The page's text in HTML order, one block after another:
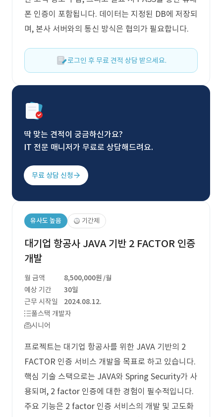
폰 인증이 포함됩니다. 데이터는 지정된 DB에 저장되
며, 본사 서버와의 통신 방식은 협의가 필요합니다.
로그인 후 무료 견적 상담 받으세요.
딱 맞는 견적이 궁금하신가요?
IT 전문 매니저가 무료로 상담해드려요.
무료 상담 신청
유사도 높음 기간제
대기업 항공사 JAVA 기반 2 FACTOR 인증
개발
월 금액 8,500,000원 /월
예상 기간
30일
근무 시작일
2024.08.12.
풀스택 개발자
시니어
프로젝트는 대기업 항공사를 위한 JAVA 기반의 2
FACTOR 인증 서비스 개발을 목표로 하고 있습니다.
핵심 기술 스택으로는 JAVA와 Spring Security가 사
용되며, 2 factor 인증에 대한 경험이 필수적입니다.
주요 기능은 2 factor 인증 서비스의 개발 및 고도화